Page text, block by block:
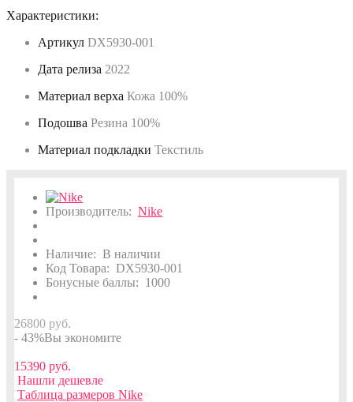
Характеристики:
Артикул DX5930-001
Дата релиза 2022
Материал верха Кожа 100%
Подошва Резина 100%
Материал подкладки Текстиль
Производитель: Nike
Наличие: В наличии
Код Товара: DX5930-001
Бонусные баллы: 1000
26800 руб.
- 43%Вы экономите
15390 руб.
Нашли дешевле
Таблица размеров Nike